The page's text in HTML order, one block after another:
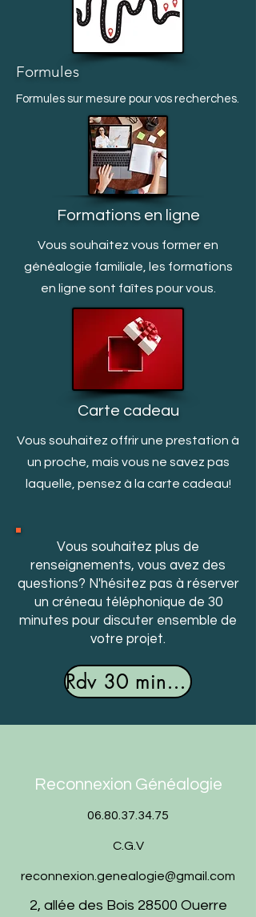
Formules
Formules sur mesure pour vos recherches.
Formations en ligne
Vous souhaitez vous former en
généalogie familiale, les formations
en ligne sont faîtes pour vous.
Carte cadeau
Vous souhaitez offrir une prestation à
un proche, mais vous ne savez pas
laquelle, pensez à la carte cadeau!
Vous souhaitez plus de
renseignements, vous avez des
questions? N'hésitez pas à réserver
un créneau téléphonique de 30
minutes pour discuter ensemble de
votre projet.
Rdv 30 minutes
Reconnexion Généalogie
06.80.37.34.75
C.G.V
reconnexion.genealogie@gmail.com
2, allée des Bois 28500 Ouerre